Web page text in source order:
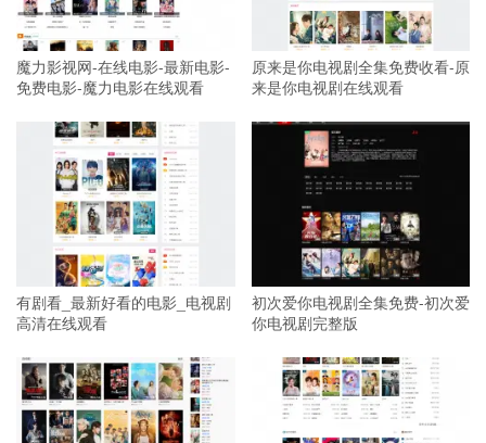
魔力影视网-在线电影-最新电影-
免费电影-魔力电影在线观看
原来是你电视剧全集免费收看-原
来是你电视剧在线观看
有剧看_最新好看的电影_电视剧
高清在线观看
初次爱你电视剧全集免费-初次爱
你电视剧完整版